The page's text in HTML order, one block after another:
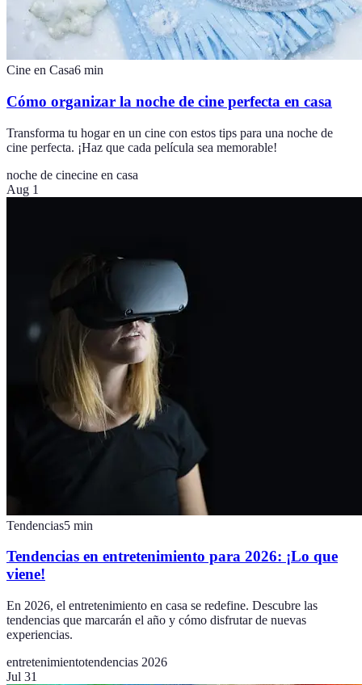
Cine en Casa6 min
Cómo organizar la noche de cine perfecta en casa
Transforma tu hogar en un cine con estos tips para una noche de
cine perfecta. ¡Haz que cada película sea memorable!
noche de cinecine en casa
Aug 1
Tendencias5 min
Tendencias en entretenimiento para 2026: ¡Lo que
viene!
En 2026, el entretenimiento en casa se redefine. Descubre las
tendencias que marcarán el año y cómo disfrutar de nuevas
experiencias.
entretenimientotendencias 2026
Jul 31